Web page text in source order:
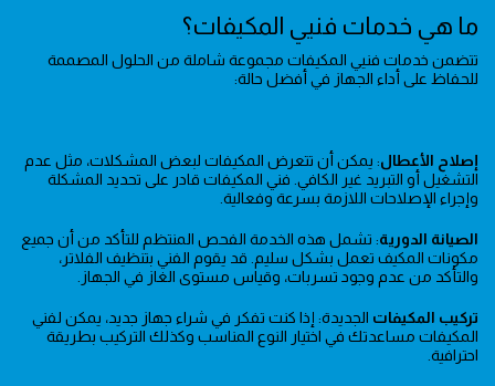
ما هي خدمات فنيي المكيفات؟
تتضمن خدمات فنيي المكيفات مجموعة شاملة من الحلول المصممة
للحفاظ على أداء الجهاز في أفضل حالة:
إصلاح الأعطال: يمكن أن تتعرض المكيفات لبعض المشكلات، مثل عدم
التشغيل أو التبريد غير الكافي. فني المكيفات قادر على تحديد المشكلة
وإجراء الإصلاحات اللازمة بسرعة وفعالية.
الصيانة الدورية: تشمل هذه الخدمة الفحص المنتظم للتأكد من أن جميع
مكونات المكيف تعمل بشكل سليم. قد يقوم الفني بتنظيف الفلاتر،
والتأكد من عدم وجود تسربات، وقياس مستوى الغاز في الجهاز.
تركيب المكيفات الجديدة: إذا كنت تفكر في شراء جهاز جديد، يمكن لفني
المكيفات مساعدتك في اختيار النوع المناسب وكذلك التركيب بطريقة
احترافية.